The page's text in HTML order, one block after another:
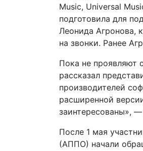
Music, Universal
подготовила для
Леонида Агронова,
на звонки. Ранее
Пока не проявляют
рассказал
производителей
расширенной
заинтересованы»,
После 1 мая
(АППО) начали